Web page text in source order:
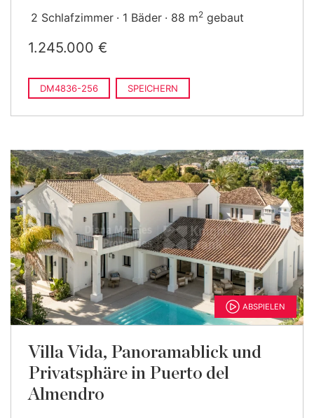
2 Schlafzimmer 1 Bäder 88 m2 gebaut
1.245.000 €
DM4836-256 SPEICHERN
ABSPIELEN
Villa Vida, Panoramablick und
Privatsphäre in Puerto del
Almendro